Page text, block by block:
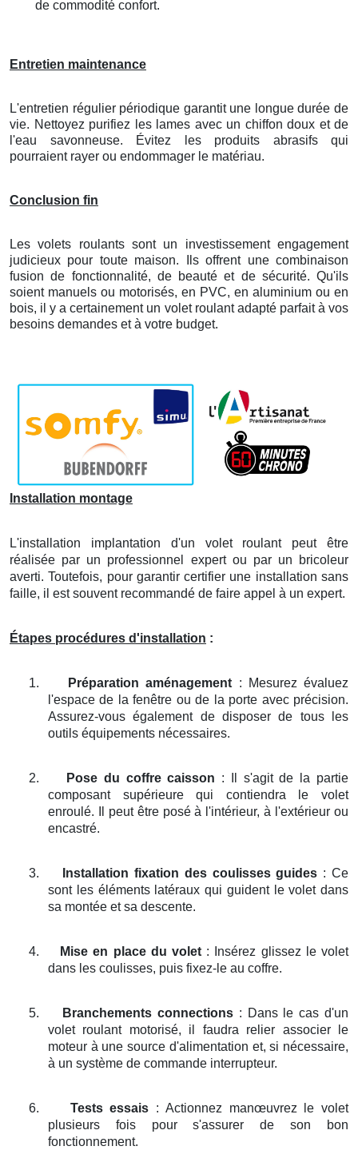
de commodité confort.
Entretien maintenance
L'entretien régulier périodique garantit une longue durée de
vie. Nettoyez purifiez les lames avec un chiffon doux et de
l'eau savonneuse. Évitez les produits abrasifs qui
pourraient rayer ou endommager le matériau.
Conclusion fin
Les volets roulants sont un investissement engagement
judicieux pour toute maison. Ils offrent une combinaison
fusion de fonctionnalité, de beauté et de sécurité. Qu'ils
soient manuels ou motorisés, en PVC, en aluminium ou en
bois, il y a certainement un volet roulant adapté parfait à vos
besoins demandes et à votre budget.
Installation montage
L'installation implantation d'un volet roulant peut être
réalisée par un professionnel expert ou par un bricoleur
averti. Toutefois, pour garantir certifier une installation sans
faille, il est souvent recommandé de faire appel à un expert.
Étapes procédures d'installation :
1. Préparation aménagement : Mesurez évaluez
l'espace de la fenêtre ou de la porte avec précision.
Assurez-vous également de disposer de tous les
outils équipements nécessaires.
2. Pose du coffre caisson : Il s'agit de la partie
composant supérieure qui contiendra le volet
enroulé. Il peut être posé à l'intérieur, à l'extérieur ou
encastré.
3. Installation fixation des coulisses guides : Ce
sont les éléments latéraux qui guident le volet dans
sa montée et sa descente.
4. Mise en place du volet: Insérez glissez le volet
dans les coulisses, puis fixez-le au coffre.
5. Branchements connections: Dans le cas d'un
volet roulant motorisé, il faudra relier associer le
moteur à une source d'alimentation et, si nécessaire,
à un système de commande interrupteur.
6. Tests essais : Actionnez manœuvrez le volet
plusieurs fois pour s'assurer de son bon
fonctionnement.